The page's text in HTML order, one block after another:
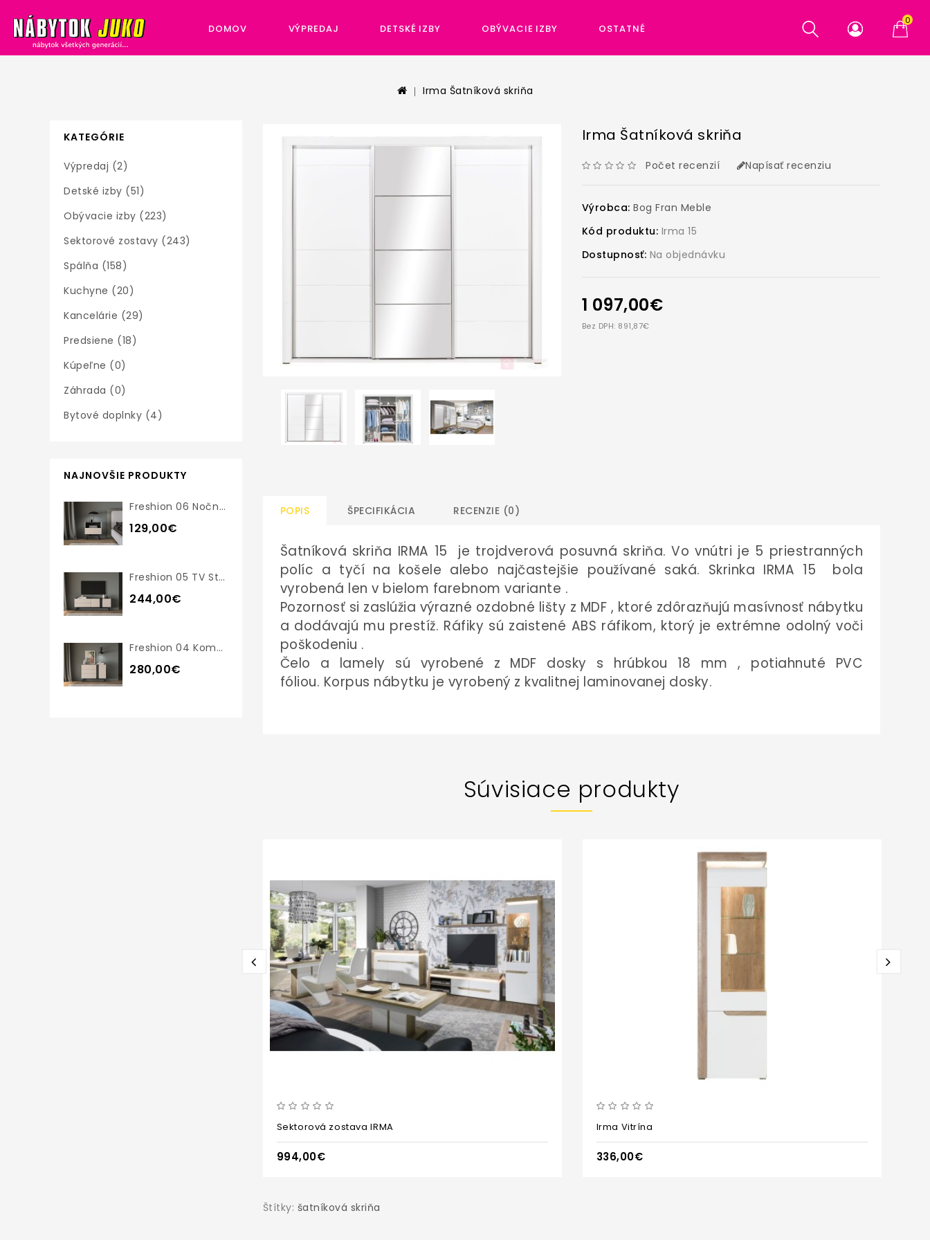
0
DOMOV VÝPREDAJ DETSKÉ IZBY OBÝVACIE IZBY OSTATNÉ
Irma Šatníková skriňa
KATEGÓRIE
Výpredaj (2)
Detské izby (51)
Obývacie izby (223)
Sektorové zostavy (243)
Spálňa (158)
Kuchyne (20)
Kancelárie (29)
Predsiene (18)
Kúpeľne (0)
Záhrada (0)
Bytové doplnky (4)
NAJNOVŠIE PRODUKTY
Freshion 06 Nočný Stolík
129,00€
Freshion 05 TV Stolík
244,00€
Freshion 04 Komoda
280,00€
Irma Šatníková skriňa
Počet recenzií Napísať recenziu
Výrobca:Bog Fran Meble
Kód produktu: Irma 15
Dostupnosť: Na objednávku
1 097,00€
Bez DPH: 891,87€
POPIS ŠPECIFIKÁCIA RECENZIE (0)
Šatníková skriňa IRMA 15 je trojdverová posuvná skriňa. Vo vnútri je 5 priestranných
políc a tyčí na košele alebo najčastejšie používané saká. Skrinka IRMA 15 bola
vyrobená len v bielom farebnom variante .
Pozornosť si zaslúžia výrazné ozdobné lišty z MDF , ktoré zdôrazňujú masívnosť nábytku
a dodávajú mu prestíž. Ráfiky sú zaistené ABS ráfikom, ktorý je extrémne odolný voči
poškodeniu .
Čelo a lamely sú vyrobené z MDF dosky s hrúbkou 18 mm , potiahnuté PVC
fóliou. Korpus nábytku je vyrobený z kvalitnej laminovanej dosky.
Súvisiace produkty
Sektorová zostava IRMA
994,00€
Irma Vitrína
336,00€
Štítky: šatníková skriňa